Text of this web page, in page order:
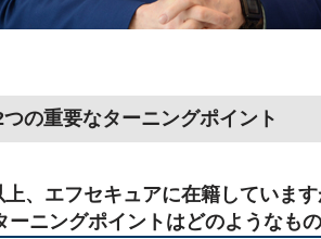
の重要なターニングポイント
、エフセキュアに在籍していま
ーニングポイントはどのようなも